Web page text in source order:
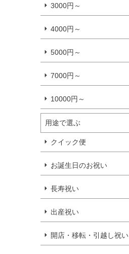
3000円～
4000円～
5000円～
7000円～
10000円～
用途で選ぶ
クイック便
お誕生日のお祝い
長寿祝い
出産祝い
開店・移転・引越し祝い